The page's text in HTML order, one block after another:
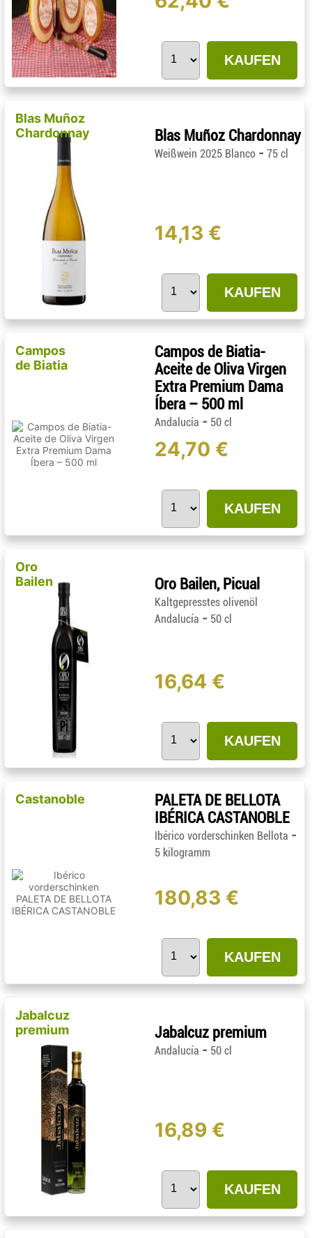
KAUFEN
Blas Muñoz
Chardonnay
Blas Muñoz Chardonnay
Weißwein 2025 Blanco - 75 cl
14,13 €
KAUFEN
Campos
de Biatia
Campos de Biatia-
Aceite de Oliva Virgen
Extra Premium Dama
Íbera – 500 ml
Andalucía - 50 cl
24,70 €
KAUFEN
Oro
Bailen
Oro Bailen, Picual
Kaltgepresstes olivenöl
Andalucía - 50 cl
16,64 €
KAUFEN
Castanoble
PALETA DE BELLOTA
IBÉRICA CASTANOBLE
Ibérico vorderschinken Bellota -
5 kilogramm
180,83 €
KAUFEN
Jabalcuz
premium
Jabalcuz premium
Andalucía - 50 cl
16,89 €
KAUFEN